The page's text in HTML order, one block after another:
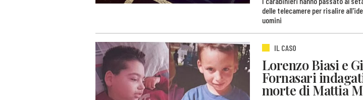
delle telecamere per risalire
uomini
IL CASO
Lorenzo Biasi e
Fornasari
morte di Mattia